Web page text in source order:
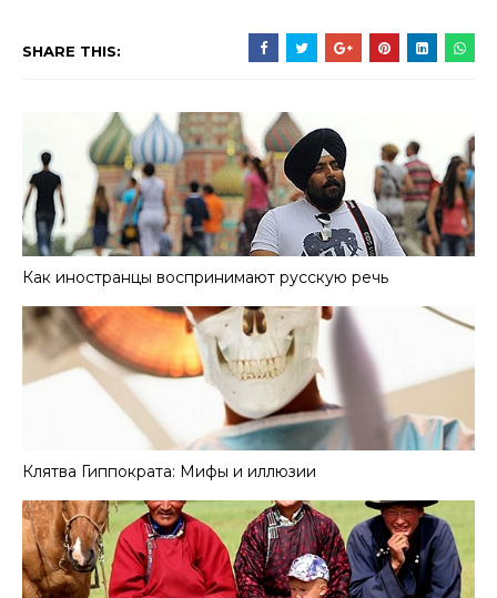
SHARE THIS:
Как иностранцы воспринимают русскую речь
Клятва Гиппократа: Мифы и иллюзии